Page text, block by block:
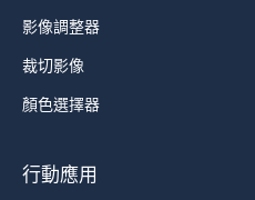
影像調整器
裁切影像
顏色選擇器
行動應用